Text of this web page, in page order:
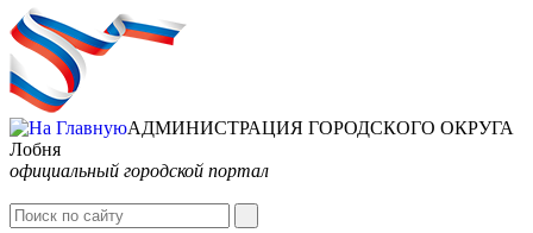
АДМИНИСТРАЦИЯ ГОРОДСКОГО ОКРУГА
Лобня
официальный городской портал